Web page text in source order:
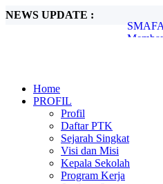
NEWS UPDATE :
Apel
Home
PROFIL
Profil
Daftar PTK
Sejarah Singkat
Visi dan Misi
Kepala Sekolah
Program Kerja